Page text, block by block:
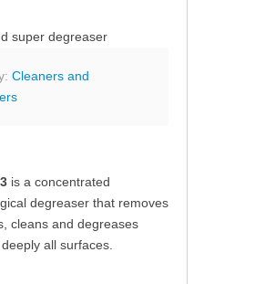
super degreaser
Cleaners and
is a concentrated
degreaser that removes
cleans and degreases
all surfaces.